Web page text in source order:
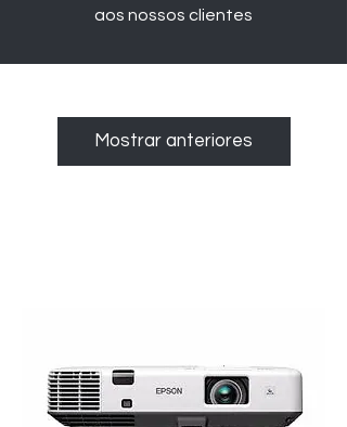
aos nossos clientes
Mostrar anteriores